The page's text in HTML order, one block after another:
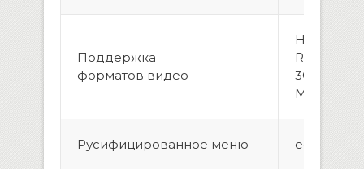
Поддержка
форматов видео
H.264/
RMVB,
3GP, MP4,
MPG, VOB
Русифицированное меню есть